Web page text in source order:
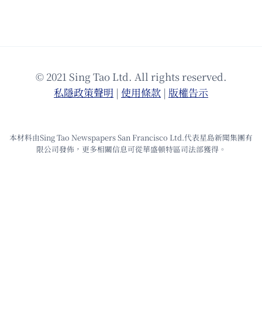
© 2021 Sing Tao Ltd. All rights reserved.
私隱政策聲明 | 使⽤條款 | 版權告⽰
本材料由Sing Tao Newspapers San Francisco Ltd.代表星島新聞集團有
限公司發佈，更多相關信息可從華盛頓特區司法部獲得。